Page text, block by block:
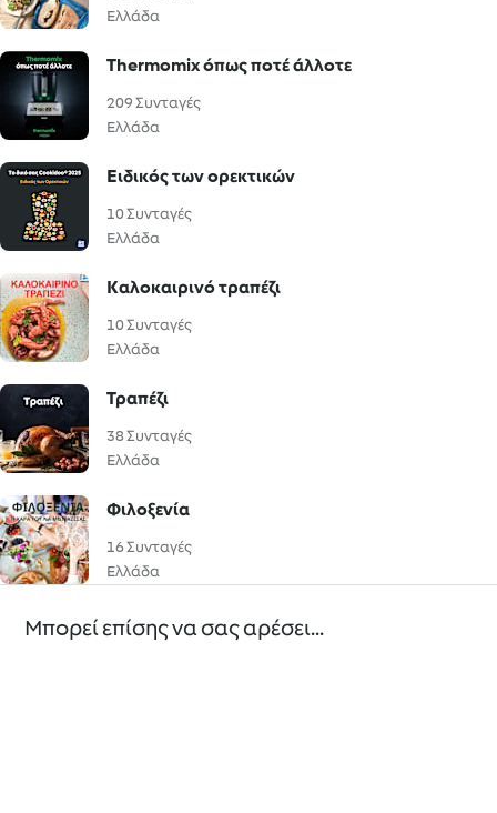
Ελλάδα
Thermomix όπως ποτέ άλλοτε
209 Συνταγές
Ελλάδα
Ειδικός των ορεκτικών
10 Συνταγές
Ελλάδα
Καλοκαιρινό τραπέζι
10 Συνταγές
Ελλάδα
Τραπέζι
38 Συνταγές
Ελλάδα
Φιλοξενία
16 Συνταγές
Ελλάδα
Μπορεί επίσης να σας αρέσει...